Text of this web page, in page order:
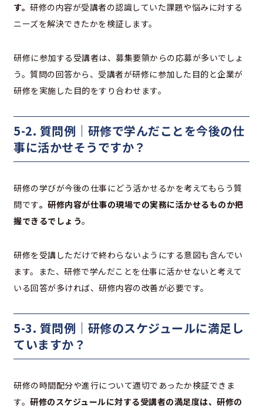
す。 研修の内容が受講者の認識していた課題や悩みに対する
ニーズを解決できたかを検証します。
研修に参加する受講者は、募集要領からの応募が多いでしょ
う。質問の回答から、受講者が研修に参加した目的と企業が
研修を実施した目的をすり合わせます。
5-2. 質問例｜研修で学んだことを今後の仕
事に活かせそうですか？
研修の学びが今後の仕事にどう活かせるかを考えてもらう質
問です。研修内容が仕事の現場での実務に活かせるものか把
握できるでしょう。
研修を受講しただけで終わらないようにする意図も含んでい
ます。また、研修で学んだことを仕事に活かせないと考えて
いる回答が多ければ、研修内容の改善が必要です。
5-3. 質問例｜研修のスケジュールに満足し
ていますか？
研修の時間配分や進行について適切であったか検証できま
す。 研修のスケジュールに対する受講者の満足度は、研修の